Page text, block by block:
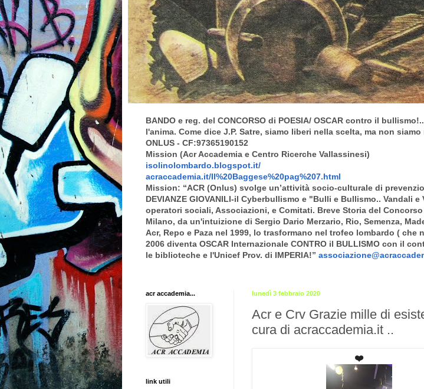
BANDO e reg. del CONCORSO di POESIA/ OSCAR contro il
l'anima. Come dice J.P. Satre, siamo liberi nella scelta, ma non siamo
ONLUS - CF:97365190152
Mission (Acr Accademia e Centro Ricerche Vallassinesi)
isolinolombardo.blogspot.it/
acraccademia.it/Il%20Baggese%20pag%207.html
Mission: “ACR (Onlus) svolge un’attività socio-culturale di
DEVIANZE GIOVANILI-il Cyberbullismo e "Bulli e Bullismo.. Vandali
operatori sociali, Associazioni, e Comitati. Breve Storia del
Milano, da un'intuizione di Sergio Dario Merzario, Rio, Semenza,
Acr, Repo e Paza nel 1999, lo trasformano nel trofeo lombardo ( che
2006 diventa OSCAR Internazionale CONTRO il BULLISMO con il
le biblioteche e l'Unicef Prov. di IMPERIA!”
lunedì 3 febbraio 2020
Acr e Crv Grazie mille di
cura di acraccademia.it ..
❤️
acr accademia...
link utili